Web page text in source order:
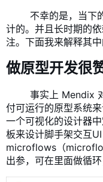
不幸的是，当下的
计的。并且长时期的
注。下面我来解释其中
做原型开发很
事实上 Mendix 对
付可运行的原型系统
一个可视化的设计器
板来设计脚手架交互
microflows（
出参，可在里面做循